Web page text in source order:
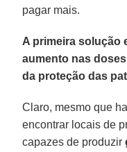
pagar mais.
A primeira solução
aumento nas
da proteção das
Claro, mesmo que
encontrar locais de
capazes de produzir